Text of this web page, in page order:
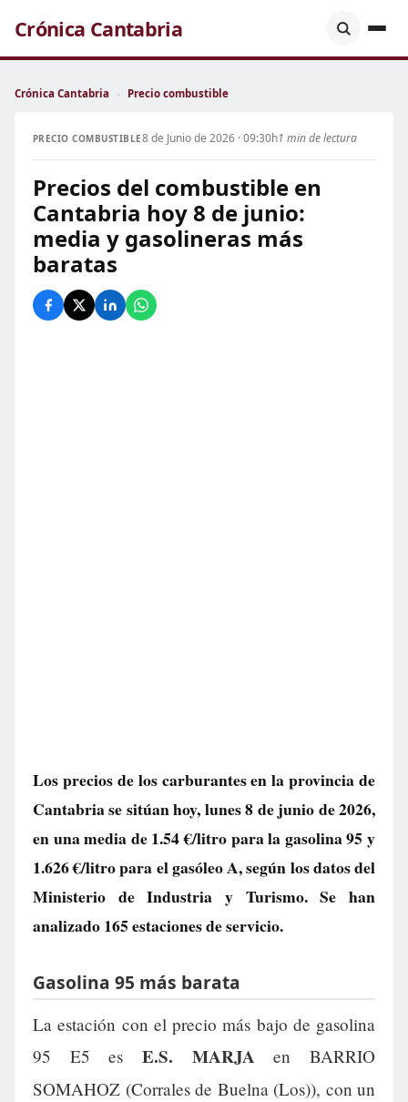
Crónica Cantabria
Crónica Cantabria › Precio combustible
PRECIO COMBUSTIBLE8 de Junio de 2026 · 09:30h1 min de lectura
Precios del combustible en
Cantabria hoy 8 de junio:
media y gasolineras más
baratas
Los precios de los carburantes en la provincia de
Cantabria se sitúan hoy, lunes 8 de junio de 2026,
en una media de1.54 €/litropara la gasolina 95 y
1.626 €/litropara el gasóleo A, según los datos del
Ministerio de Industria y Turismo. Se han
analizado 165 estaciones de servicio.
Gasolina 95 más barata
La estación con el precio más bajo de gasolina
95 E5 es E.S. MARJA en BARRIO
SOMAHOZ (Corrales de Buelna (Los)), con un